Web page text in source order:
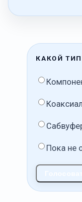
КАКОЙ
Пока не